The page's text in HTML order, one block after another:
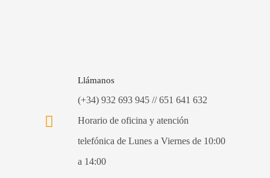
Llámanos
(+34) 932 693 945 // 651 641 632
Horario de oficina y atención
telefónica de Lunes a Viernes de 10:00
a 14:00